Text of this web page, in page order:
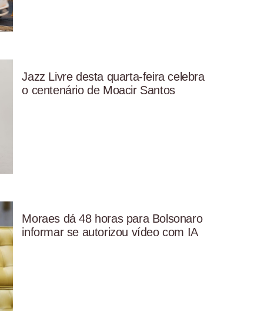
Jazz Livre desta quarta-feira celebra
o centenário de Moacir Santos
Moraes dá 48 horas para Bolsonaro
informar se autorizou vídeo com IA